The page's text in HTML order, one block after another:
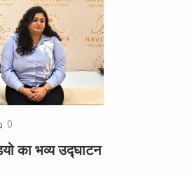
0
का भव्य उद्घाटन